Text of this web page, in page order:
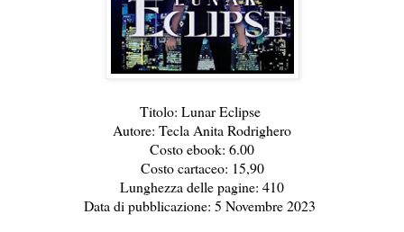
Titolo: Lunar Eclipse
Autore: Tecla Anita Rodrighero
Costo ebook: 6.00
Costo cartaceo: 15,90
Lunghezza delle pagine: 410
Data di pubblicazione: 5 Novembre 2023